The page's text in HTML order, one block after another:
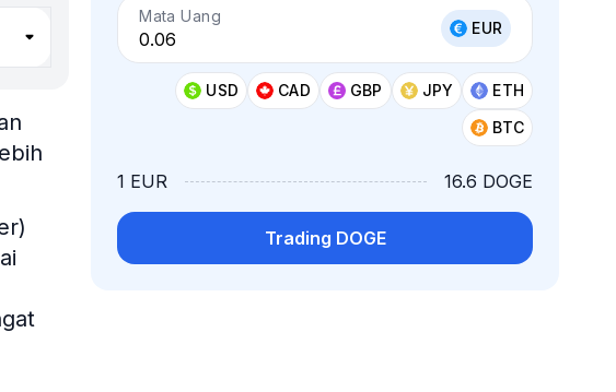
Mata Uang
EUR
USD CAD GBP JPY
ETH
BTC
1 EUR 16.6 DOGE
Trading DOGE